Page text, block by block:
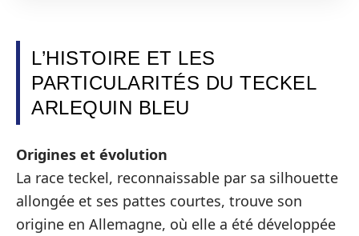
L’HISTOIRE ET LES
PARTICULARITÉS DU TECKEL
ARLEQUIN BLEU
Origines et évolution
La race teckel, reconnaissable par sa silhouette
allongée et ses pattes courtes, trouve son
origine en Allemagne, où elle a été développée